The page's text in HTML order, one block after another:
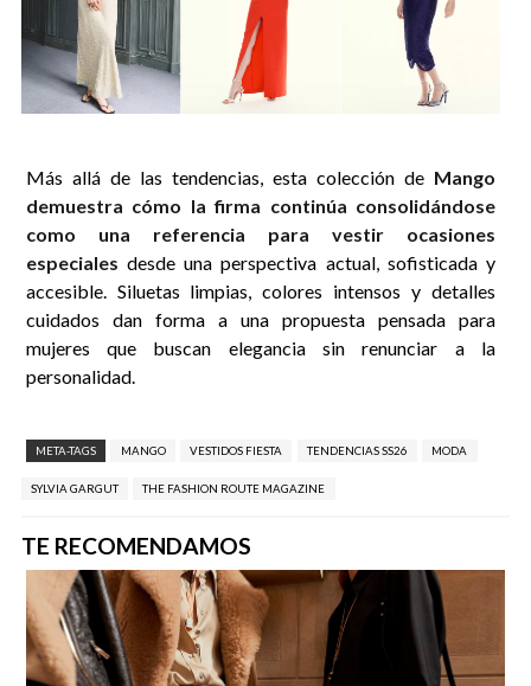
Más allá de las tendencias, esta colección de Mango
demuestra cómo la firma continúa consolidándose
como una referencia para vestir ocasiones
especiales desde una perspectiva actual, sofisticada y
accesible. Siluetas limpias, colores intensos y detalles
cuidados dan forma a una propuesta pensada para
mujeres que buscan elegancia sin renunciar a la
personalidad.
META-TAGS MANGO VESTIDOS FIESTA TENDENCIAS SS26 MODA
SYLVIA GARGUT THE FASHION ROUTE MAGAZINE
TE RECOMENDAMOS